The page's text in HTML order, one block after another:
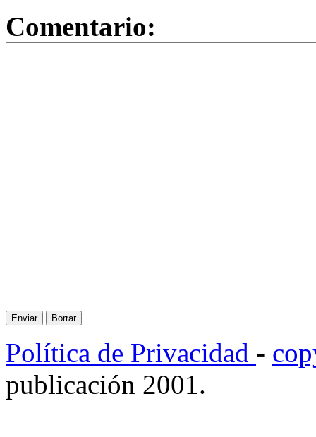
Comentario:
Política de Privacidad -
publicación 2001.